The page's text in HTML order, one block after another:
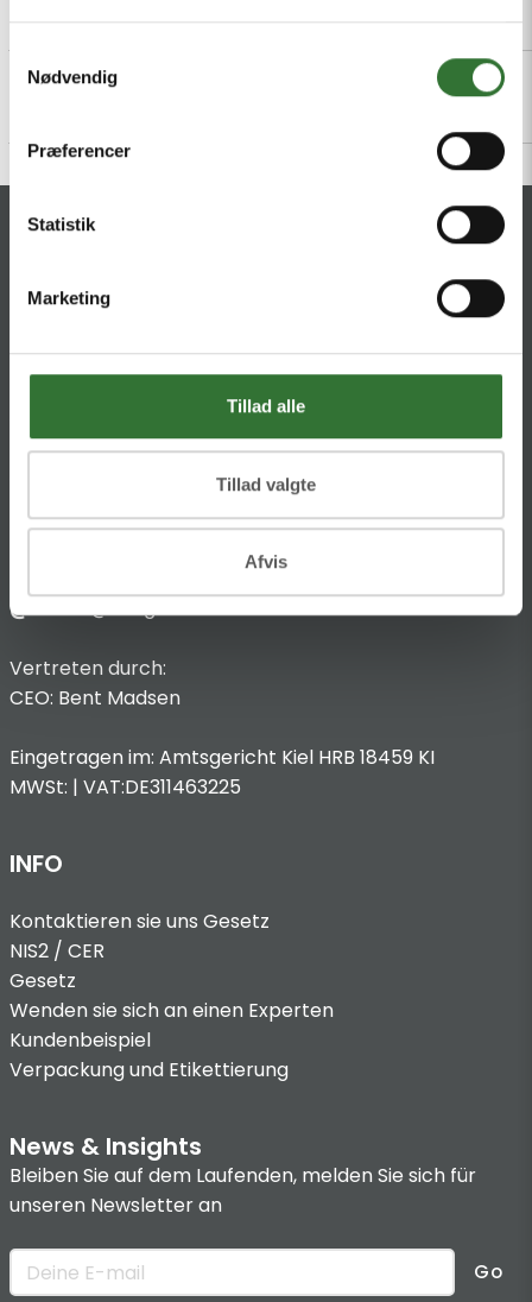
Samtykkevalg
Nødvendig
Præferencer
Statistik
Marketing
Tillad alle
Tillad valgte
Afvis
Beschreibung Specifications Dateien
KONTAKT
HQ:Theilgaards Torv 1
Impressum
Anbieterkennzeichnung
Hans Folsgaard GmbH
@:dach@folsgaard.com
Vertreten durch:
CEO: Bent Madsen
Eingetragen im: Amtsgericht Kiel HRB 18459 KI
MWSt: | VAT:DE311463225
INFO
Kontaktieren sie uns Gesetz
NIS2 / CER
Gesetz
Wenden sie sich an einen Experten
Kundenbeispiel
Verpackung und Etikettierung
News & Insights
Bleiben Sie auf dem Laufenden, melden Sie sich für
unseren Newsletter an
Go